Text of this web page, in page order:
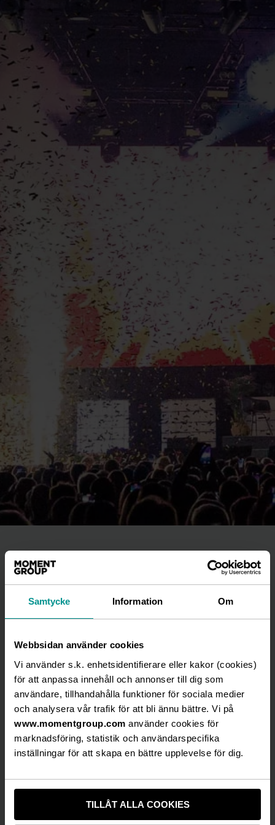
Samtycke Information Om
Webbsidan använder cookies
Vi använder s.k. enhetsidentifierare eller kakor (cookies)
för att anpassa innehåll och annonser till dig som
användare, tillhandahålla funktioner för sociala medier
och analysera vår trafik för att bli ännu bättre. Vi på
www.momentgroup.com använder cookies för
marknadsföring, statistik och användarspecifika
inställningar för att skapa en bättre upplevelse för dig.
TILLÅT ALLA COOKIES
Minnesota
Minnesota är ett av koncernens två eventbolag.
engagera kundernas interna och externa
målgrupper och de gör det genom events,
sponsring och content marketing.
Oavsett om kunden vill samla organisationen
kring egna värderingar, eller om devill väcka
intresse kring en lansering – engagemang är
nyckeln till att skapa effekt och nå resultat. För
fler ges möjlighet att påverka, utveckla och göra
Minnesota hjälper sina kunder att skapa arenor